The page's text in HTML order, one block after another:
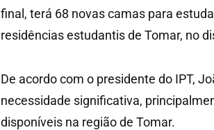
final, terá 68 novas camas para
residências estudantis de Tomar, no
De acordo com o presidente do IPT,
necessidade significativa,
disponíveis na região de Tomar.